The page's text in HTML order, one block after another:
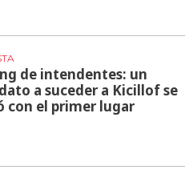
de intendentes: un
a suceder a Kicillof se
con el primer lugar